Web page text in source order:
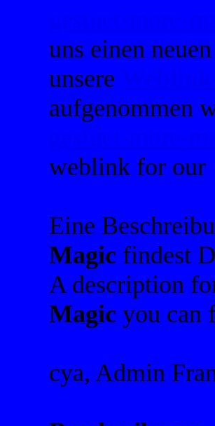
uns einen
unsere
aufgenommen
weblink for our
Eine
Magic findest
A description
Magic you can
cya, Admin